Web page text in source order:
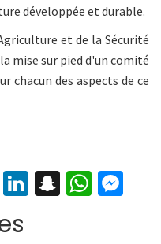
développée et durable.
et de la Sécurité
mise sur pied d'un comité
chacun des aspects de ce
Pi Li S W